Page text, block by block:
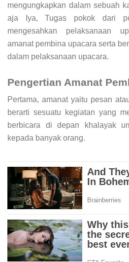
mengungkapkan dalam sebuah
aja Iya, Tugas pokok dari
mengesahkan pelaksanaan
amanat pembina upacara serta
dalam pelaksanaan upacara.
Pengertian Amanat
Pertama, amanat yaitu pesan
berarti sesuatu kegiatan yang
berbicara di depan khalayak
kepada banyak orang.